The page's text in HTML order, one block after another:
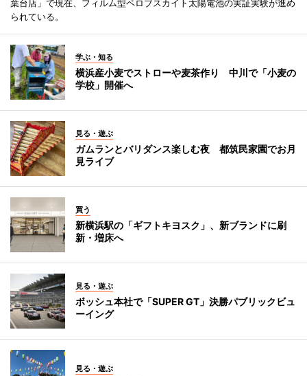
葉台店」で現在、フィルム型ペロブスカイト太陽電池の実証実験が進め
られている。
学ぶ・知る
横浜産小麦でストローや麦茶作り 中川で「小麦の
学校」開催へ
見る・遊ぶ
ガムランとバリダンス楽しむ夜 都筑民家園でお月
見ライブ
買う
新横浜駅の「ギフトキヨスク」、新ブランドに刷
新・増床へ
見る・遊ぶ
ボッシュ本社で「SUPER GT」決勝パブリックビュ
ーイング
見る・遊ぶ